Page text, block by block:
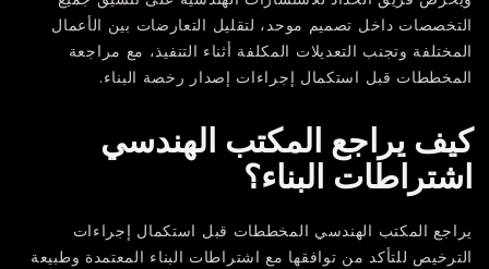
التخصصات داخل تصميم موحد، لتقليل التعارضات بين الأعمال
المختلفة وتجنب التعديلات المكلفة أثناء التنفيذ، مع مراجعة
المخططات قبل استكمال إجراءات إصدار رخصة البناء.
كيف يراجع المكتب الهندسي
اشتراطات البناء؟
يراجع المكتب الهندسي المخططات قبل استكمال إجراءات
الترخيص للتأكد من توافقها مع اشتراطات البناء المعتمدة وطبيعة